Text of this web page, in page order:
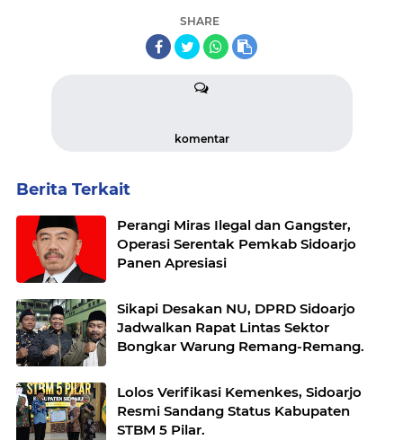
SHARE
komentar
Berita Terkait
Perangi Miras Ilegal dan Gangster,
Operasi Serentak Pemkab Sidoarjo
Panen Apresiasi
Sikapi Desakan NU, DPRD Sidoarjo
Jadwalkan Rapat Lintas Sektor
Bongkar Warung Remang-Remang.
Lolos Verifikasi Kemenkes, Sidoarjo
Resmi Sandang Status Kabupaten
STBM 5 Pilar.